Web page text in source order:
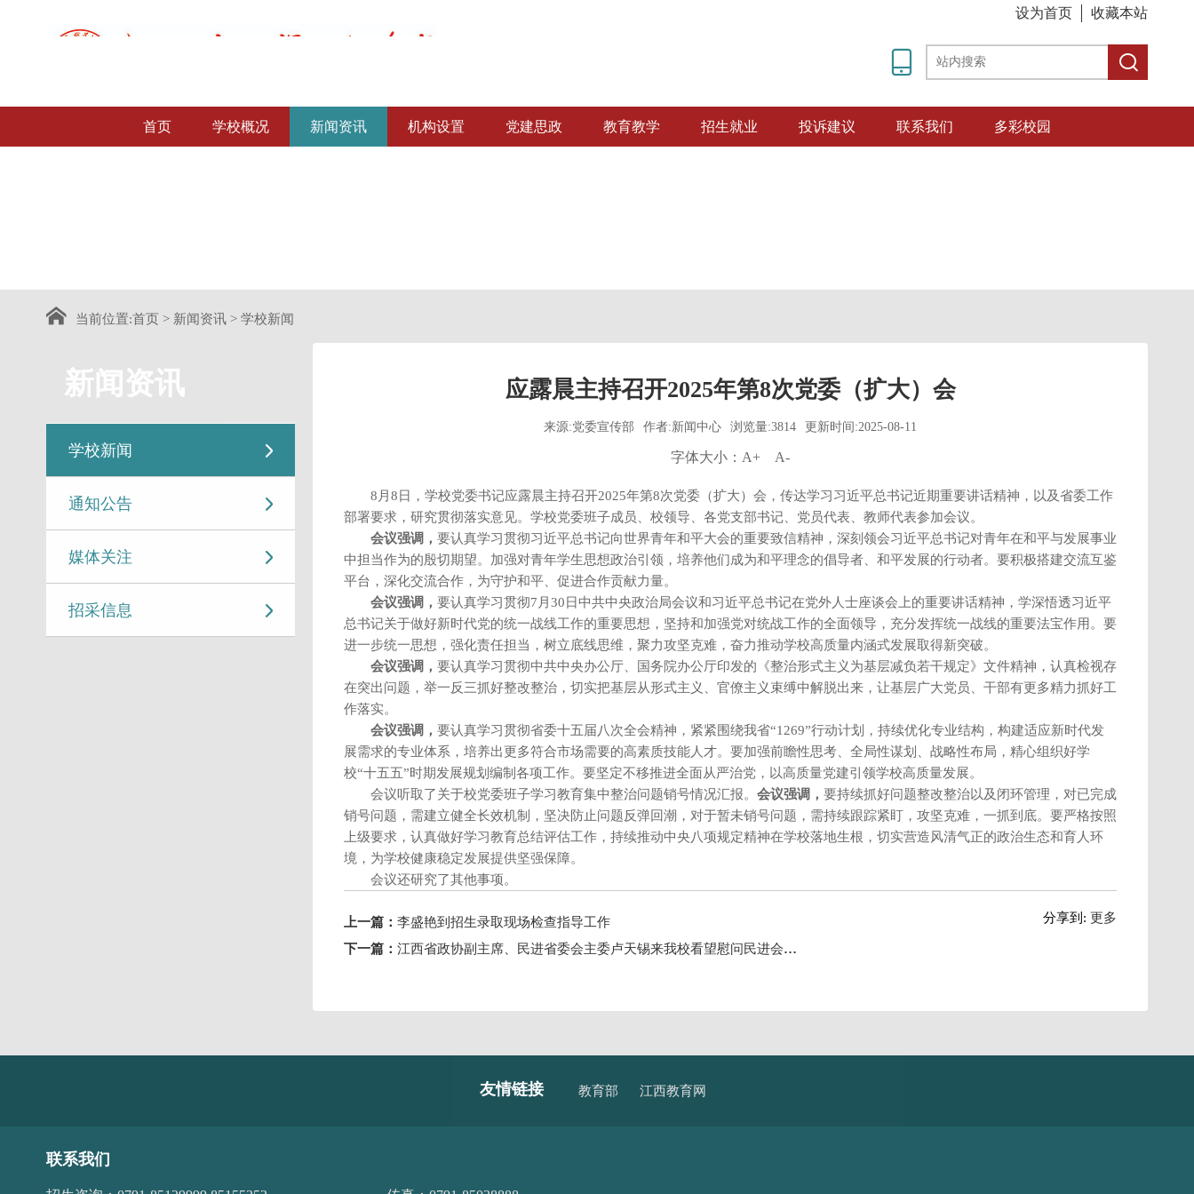
设为首页 收藏本站
首页 学校概况 新闻资讯 机构设置 党建思政 教育教学 招生就业 投诉建议 联系我们 多彩校园
当前位置:首页 > 新闻资讯 > 学校新闻
新闻资讯
学校新闻
通知公告
媒体关注
招采信息
应露晨主持召开2025年第8次党委（扩大）会
来源:党委宣传部 作者:新闻中心 浏览量:3814 更新时间:2025-08-11
字体大小： A+ A-
8月8日，学校党委书记应露晨主持召开2025年第8次党委（扩大）会，传达学习习近平总书记近期重要讲话精神，以及省委工作
部署要求，研究贯彻落实意见。学校党委班子成员、校领导、各党支部书记、党员代表、教师代表参加会议。
会议强调， 要认真学习贯彻习近平总书记向世界青年和平大会的重要致信精神，深刻领会习近平总书记对青年在和平与发展事业
中担当作为的殷切期望。加强对青年学生思想政治引领，培养他们成为和平理念的倡导者、和平发展的行动者。要积极搭建交流互鉴
平台，深化交流合作，为守护和平、促进合作贡献力量。
会议强调， 要认真学习贯彻7月30日中共中央政治局会议和习近平总书记在党外人士座谈会上的重要讲话精神，学深悟透习近平
总书记关于做好新时代党的统一战线工作的重要思想，坚持和加强党对统战工作的全面领导，充分发挥统一战线的重要法宝作用。要
进一步统一思想，强化责任担当，树立底线思维，聚力攻坚克难，奋力推动学校高质量内涵式发展取得新突破。
会议强调， 要认真学习贯彻中共中央办公厅、国务院办公厅印发的《整治形式主义为基层减负若干规定》文件精神，认真检视存
在突出问题，举一反三抓好整改整治，切实把基层从形式主义、官僚主义束缚中解脱出来，让基层广大党员、干部有更多精力抓好工
作落实。
会议强调， 要认真学习贯彻省委十五届八次全会精神，紧紧围绕我省“1269”行动计划，持续优化专业结构，构建适应新时代发
展需求的专业体系，培养出更多符合市场需要的高素质技能人才。要加强前瞻性思考、全局性谋划、战略性布局，精心组织好学
校“十五五”时期发展规划编制各项工作。要坚定不移推进全面从严治党，以高质量党建引领学校高质量发展。
会议听取了关于校党委班子学习教育集中整治问题销号情况汇报。 会议强调， 要持续抓好问题整改整治以及闭环管理，对已完成
销号问题，需建立健全长效机制，坚决防止问题反弹回潮，对于暂未销号问题，需持续跟踪紧盯，攻坚克难，一抓到底。要严格按照
上级要求，认真做好学习教育总结评估工作，持续推动中央八项规定精神在学校落地生根，切实营造风清气正的政治生态和育人环
境，为学校健康稳定发展提供坚强保障。
会议还研究了其他事项。
上一篇： 李盛艳到招生录取现场检查指导工作
下一篇： 江西省政协副主席、民进省委会主委卢天锡来我校看望慰问民进会员、“全国三八红旗手”刘艳华
分享到: 更多
友情链接 教育部 江西教育网
联系我们